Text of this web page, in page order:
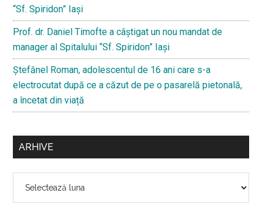
“Sf. Spiridon” Iaşi
Prof. dr. Daniel Timofte a câștigat un nou mandat de
manager al Spitalului “Sf. Spiridon” Iași
Ştefănel Roman, adolescentul de 16 ani care s-a
electrocutat după ce a căzut de pe o pasarelă pietonală,
a încetat din viață
ARHIVE